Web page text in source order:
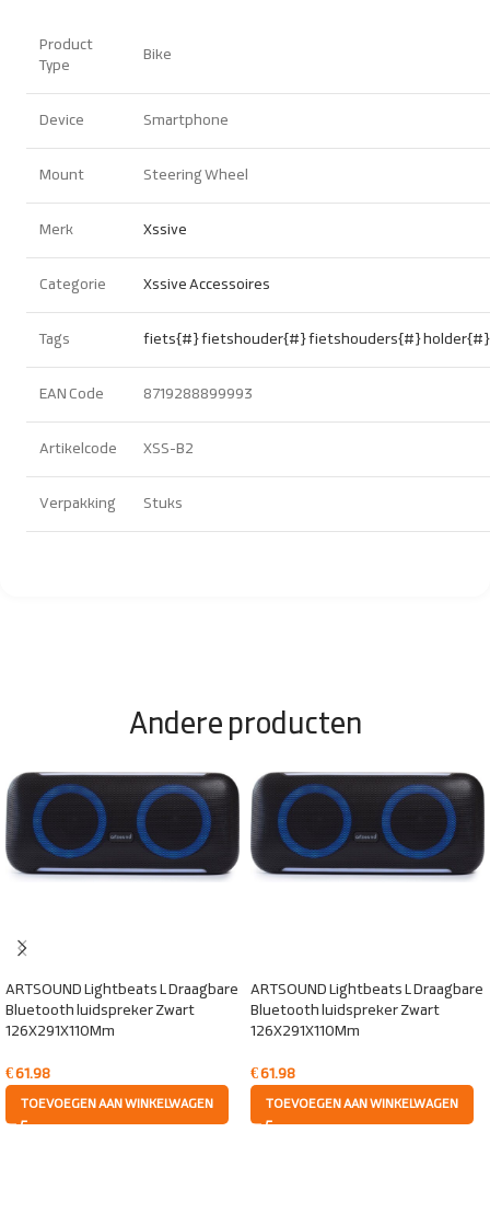
Product
Type
Bike
Device Smartphone
Mount Steering Wheel
Merk Xssive
Categorie Xssive Accessoires
Tags fiets{#}fietshouder{#}fietshouders{#}holder{#}
EAN Code 8719288899993
Artikelcode XSS-B2
Verpakking Stuks
Andere producten
ARTSOUND Lightbeats L Draagbare
Bluetooth luidspreker Zwart
126X291X110Mm
€61.98
TOEVOEGEN AAN WINKELWAGEN
ARTSOUND Lightbeats L Draagbare
Bluetooth luidspreker Zwart
126X291X110Mm
€61.98
TOEVOEGEN AAN WINKELWAGEN